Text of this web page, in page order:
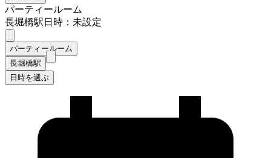
パーティールーム
長堀橋駅日時：未設定
パーティールーム
長堀橋駅
日時を選ぶ